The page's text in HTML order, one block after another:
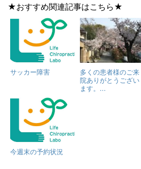
★おすすめ関連記事はこちら★
サッカー障害
多くの患者様のご来
院ありがとうござい
ます。...
今週末の予約状況